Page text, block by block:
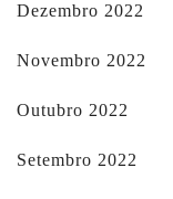
Dezembro 2022
Novembro 2022
Outubro 2022
Setembro 2022